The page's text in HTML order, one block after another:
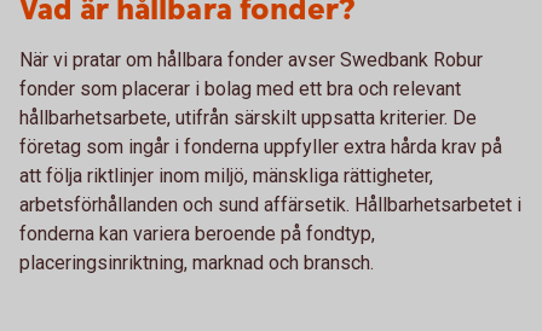
Vad är hållbara fonder?
När vi pratar om hållbara fonder avser Swedbank Robur
fonder som placerar i bolag med ett bra och relevant
hållbarhetsarbete, utifrån särskilt uppsatta kriterier. De
företag som ingår i fonderna uppfyller extra hårda krav på
att följa riktlinjer inom miljö, mänskliga rättigheter,
arbetsförhållanden och sund affärsetik. Hållbarhetsarbetet i
fonderna kan variera beroende på fondtyp,
placeringsinriktning, marknad och bransch.